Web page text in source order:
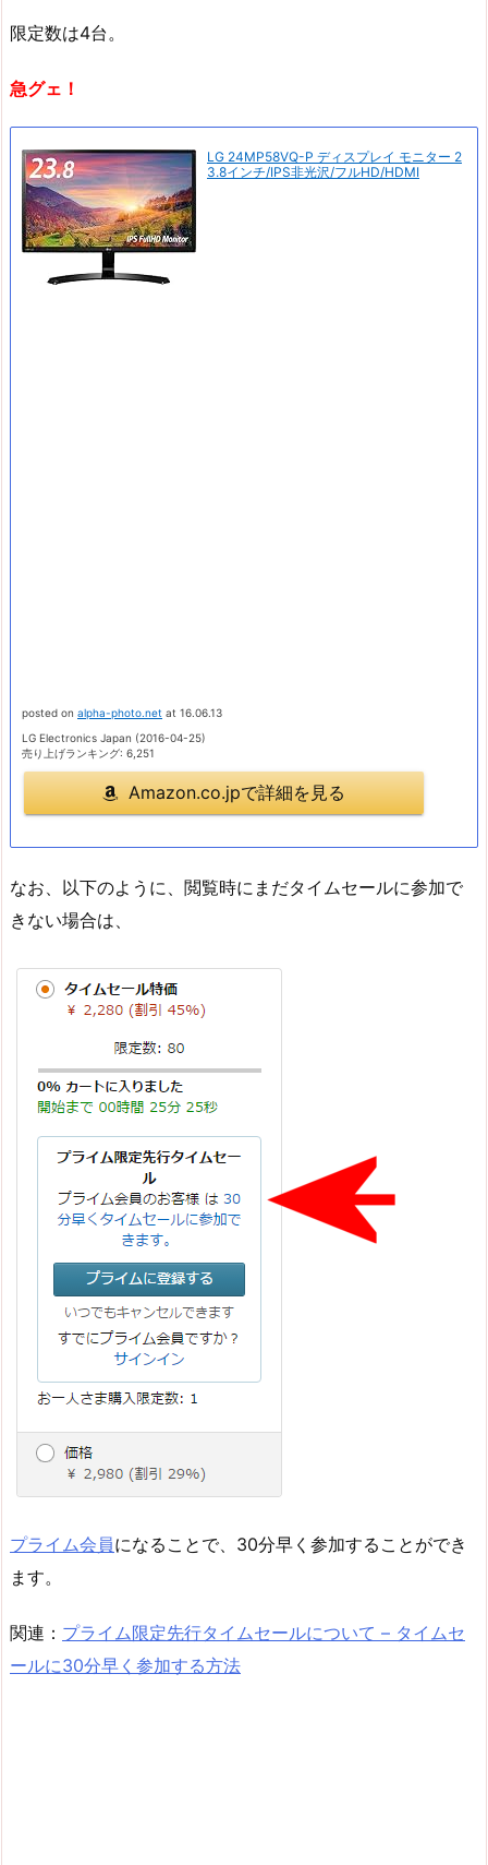
限定数は4台。
急グェ！
LG 24MP58VQ-P ディスプレイ モニター 2
3.8インチ/IPS非光沢/フルHD/HDMI
posted on alpha-photo.net at 16.06.13
LG Electronics Japan (2016-04-25)
売り上げランキング: 6,251
Amazon.co.jpで詳細を見る
なお、以下のように、閲覧時にまだタイムセールに参加で
きない場合は、
プライム会員になることで、30分早く参加することができ
ます。
関連： プライム限定先行タイムセールについて – タイムセ
ールに30分早く参加する方法